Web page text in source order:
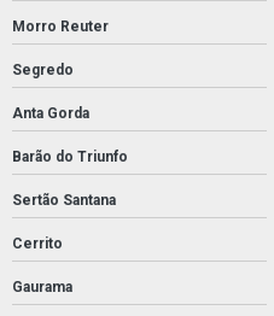
Morro Reuter
Segredo
Anta Gorda
Barão do Triunfo
Sertão Santana
Cerrito
Gaurama